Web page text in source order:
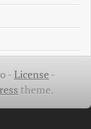
-License -
theme.